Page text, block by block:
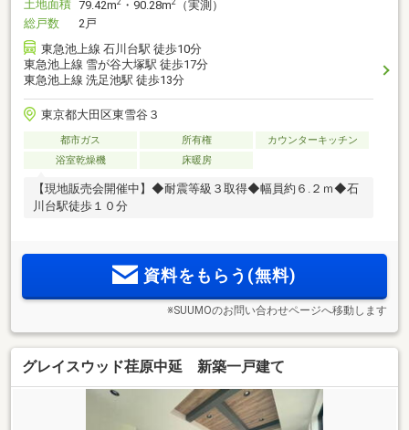
土地面積 79.42m2 ・90.28m2
（実測）
総戸数
2戸
東急池上線 石川台駅 徒歩10分
東急池上線 雪が谷大塚駅 徒歩17分
東急池上線 洗足池駅 徒歩13分
東京都大田区東雪谷３
都市ガス 所有権
カウンターキッチン
浴室乾燥機
床暖房
【現地販売会開催中】◆耐震等級３取得◆幅員約６.２ｍ◆石
川台駅徒歩１０分
資料をもらう(無料)
※SUUMOのお問い合わせページへ移動します
グレイスウッド荏原中延 新築一戸建て